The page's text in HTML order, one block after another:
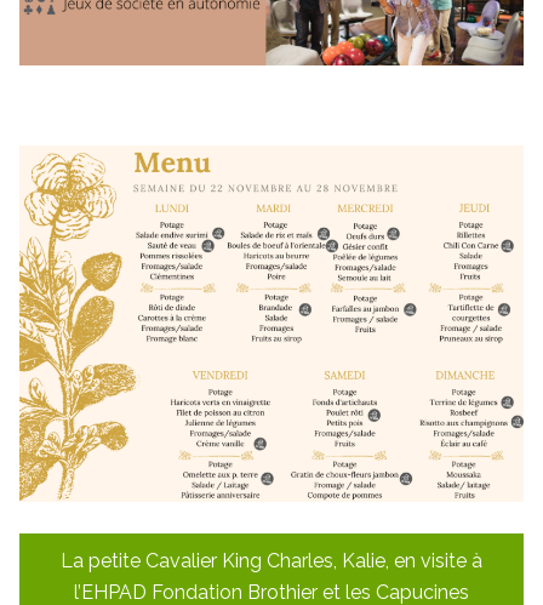
Navigation
La petite Cavalier King Charles, Kalie, en visite à
l’EHPAD Fondation Brothier et les Capucines